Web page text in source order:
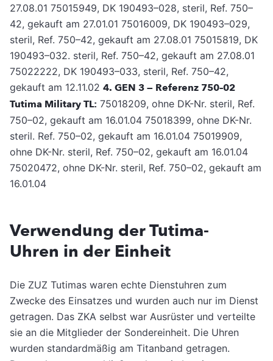
27.08.01 75015949, DK 190493–028, steril, Ref. 750–
42, gekauft am 27.01.01 75016009, DK 190493–029,
steril, Ref. 750–42, gekauft am 27.08.01 75015819, DK
190493–032. steril, Ref. 750–42, gekauft am 27.08.01
75022222, DK 190493–033, steril, Ref. 750–42,
gekauft am 12.11.02 4. GEN 3 — Referenz 750–02
Tutima Military TL: 75018209, ohne DK-Nr. steril, Ref.
750–02, gekauft am 16.01.04 75018399, ohne DK-Nr.
steril. Ref. 750–02, gekauft am 16.01.04 75019909,
ohne DK-Nr. steril, Ref. 750–02, gekauft am 16.01.04
75020472, ohne DK-Nr. steril, Ref. 750–02, gekauft am
16.01.04
Verwendung der Tutima-
Uhren in der Einheit
Die ZUZ Tutimas waren echte Dienstuhren zum
Zwecke des Einsatzes und wurden auch nur im Dienst
getragen. Das ZKA selbst war Ausrüster und verteilte
sie an die Mitglieder der Sondereinheit. Die Uhren
wurden standardmäßig am Titanband getragen.